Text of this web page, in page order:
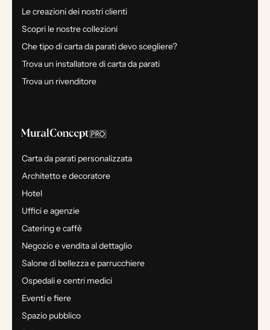
Le creazioni dei nostri clienti
Scopri le nostre collezioni
Che tipo di carta da parati devo scegliere?
Trova un installatore di carta da parati
Trova un rivenditore
Carta da parati personalizzata
Architetto e decoratore
Hotel
Uffici e agenzie
Catering e caffè
Negozio e vendita al dettaglio
Salone di bellezza e parrucchiere
Ospedali e centri medici
Eventi e fiere
Spazio pubblico